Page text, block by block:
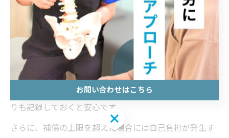
示に基づいたリハビリでなければ補償対象外となる場合
があります。
また、リハビリの期間や通院回数が過剰と判断された場
合、全額補償されないケースもあるため、主治医とよく
相談しながら治療計画を立てることが重要です。必要な
診断書や通院記録をしっかり残し、保険会社とのやり取
りも記録しておくと安心です。
さらに、補償の上限を超えた場合には自己負担が発生す
お問い合わせはこちら
お問い合わせはこちら